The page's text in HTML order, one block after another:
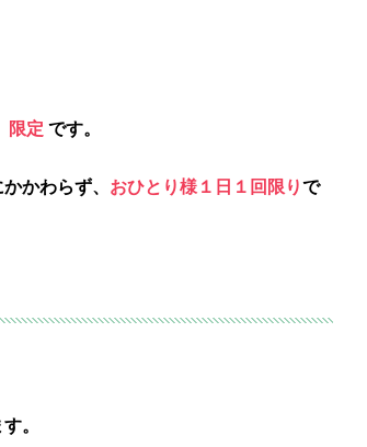
限定 です。
かわらず、 おひとり様１日１回限りで
。